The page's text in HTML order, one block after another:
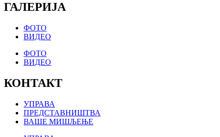
ГАЛЕРИЈА
ФОТО
ВИДЕО
ФОТО
ВИДЕО
КОНТАКТ
УПРАВА
ПРЕДСТАВНИШТВА
ВАШЕ МИШЉЕЊЕ